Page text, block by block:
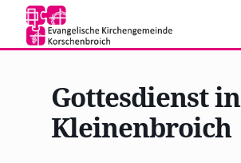
Gottesdienst in
Kleinenbroich